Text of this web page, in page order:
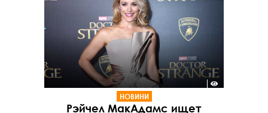
НОВИНИ
Рэйчел МакАдамс ищет